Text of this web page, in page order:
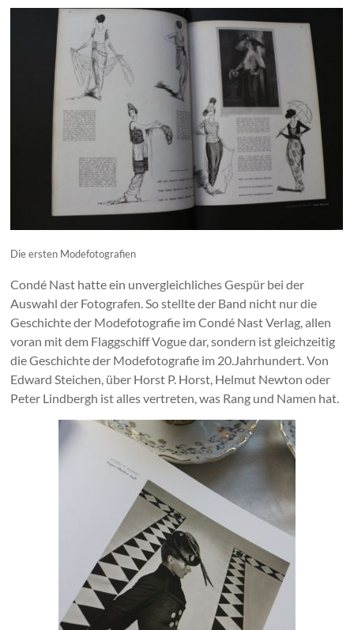
Die ersten Modefotografien
Condé Nast hatte ein unvergleichliches Gespür bei der
Auswahl der Fotografen. So stellte der Band nicht nur die
Geschichte der Modefotografie im Condé Nast Verlag, allen
voran mit dem Flaggschiff Vogue dar, sondern ist gleichzeitig
die Geschichte der Modefotografie im 20.Jahrhundert. Von
Edward Steichen, über Horst P. Horst, Helmut Newton oder
Peter Lindbergh ist alles vertreten, was Rang und Namen hat.